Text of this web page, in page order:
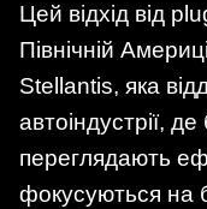
Цей відхід від
Північній
Stellantis, яка
автоіндустрії,
переглядають
фокусуються на